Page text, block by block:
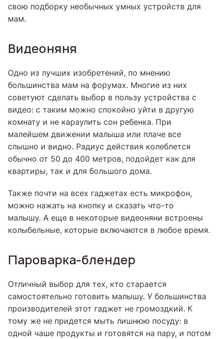
свою подборку необычных умных устройств для
мам.
Видеоняня
Одно из лучших изобретений, по мнению
большинства мам на форумах. Многие из них
советуют сделать выбор в пользу устройства с
видео: с таким можно спокойно уйти в другую
комнату и не караулить сон ребенка. При
малейшем движении малыша или плаче все
слышно и видно. Радиус действия колеблется
обычно от 50 до 400 метров, подойдет как для
квартиры, так и для большого дома.
Также почти на всех гаджетах есть микрофон,
можно нажать на кнопку и сказать что-то
малышу. А еще в некоторые видеоняни встроены
колыбельные, которые включаются в любое время.
Пароварка-блендер
Отличный выбор для тех, кто старается
самостоятельно готовить малышу. У большинства
производителей этот гаджет не громоздкий. К
тому же не придется мыть лишнюю посуду: в
одной чаше продукты и готовятся на пару, и потом